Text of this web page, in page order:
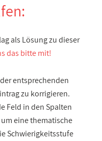
als Lösung zu dieser
das bitte mit!
entsprechenden
zu korrigieren.
Feld in den Spalten
eine thematische
Schwierigkeitsstufe